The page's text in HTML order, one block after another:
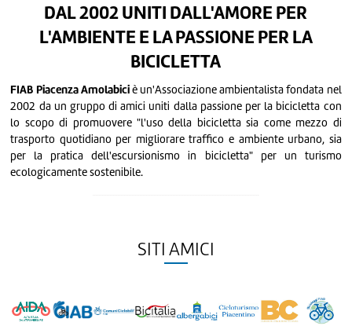
DAL 2002 UNITI DALL'AMORE PER
L'AMBIENTE E LA PASSIONE PER LA
BICICLETTA
FIAB Piacenza Amolabiciè un'Associazione ambientalista fondata nel
2002 da un gruppo di amici uniti dalla passione per la bicicletta con
lo scopo di promuovere "l'uso della bicicletta sia come mezzo di
trasporto quotidiano per migliorare traffico e ambiente urbano, sia
per la pratica dell'escursionismo in bicicletta" per un turismo
ecologicamente sostenibile.
SITI AMICI